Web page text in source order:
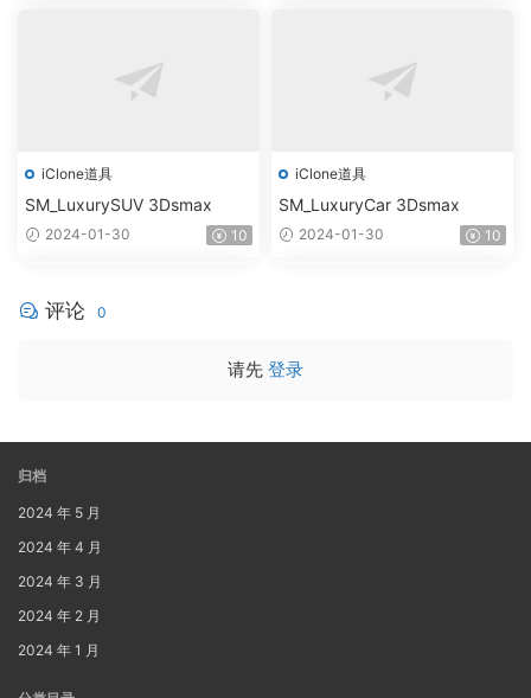
iClone道具
SM_LuxurySUV 3Dsmax
2024-01-30 10
iClone道具
SM_LuxuryCar 3Dsmax
2024-01-30 10
评论 0
请先 登录
归档
2024 年 5 月
2024 年 4 月
2024 年 3 月
2024 年 2 月
2024 年 1 月